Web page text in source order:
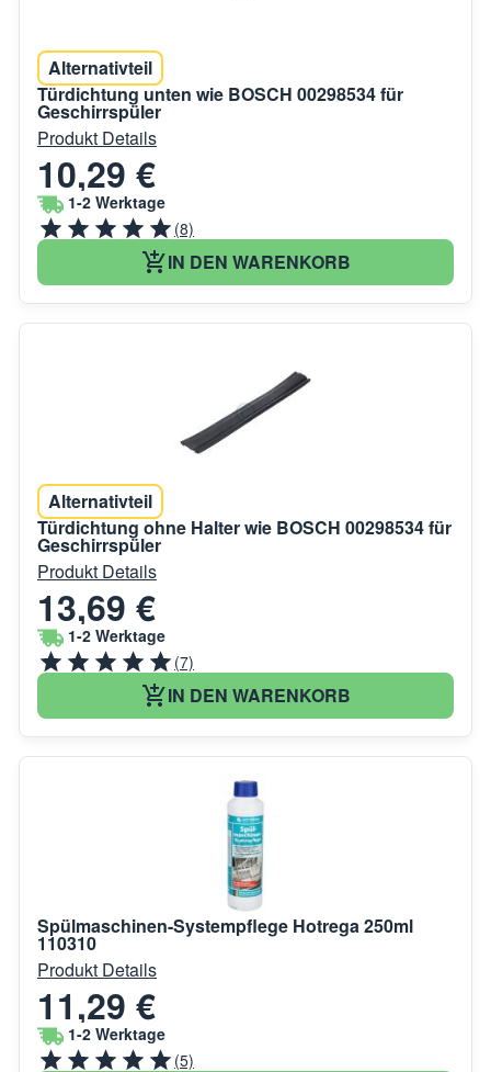
Alternativteil
Türdichtung unten wie BOSCH 00298534 für
Geschirrspüler
Produkt Details
10,29 €
1-2 Werktage
(8)
IN DEN WARENKORB
Alternativteil
Türdichtung ohne Halter wie BOSCH 00298534 für
Geschirrspüler
Produkt Details
13,69 €
1-2 Werktage
(7)
IN DEN WARENKORB
Spülmaschinen-Systempflege Hotrega 250ml
110310
Produkt Details
11,29 €
1-2 Werktage
(5)